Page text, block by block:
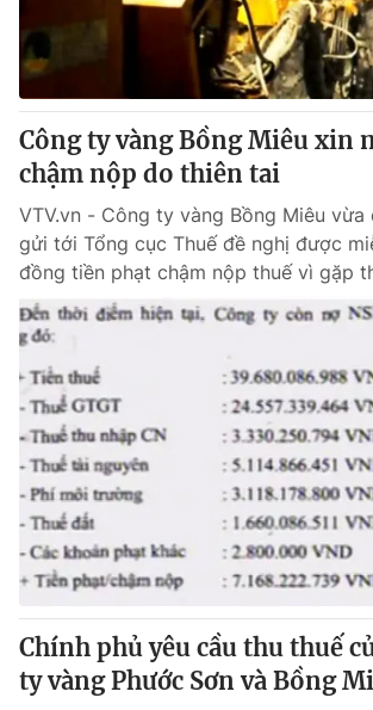
Công ty vàng Bồng Miêu xin
chậm nộp do thiên tai
VTV.vn - Công ty vàng Bồng Miêu
gửi tới Tổng cục Thuế đề nghị được
đồng tiền phạt chậm nộp thuế vì gặp
Chính phủ yêu cầu thu thuế
ty vàng Phước Sơn và Bồng